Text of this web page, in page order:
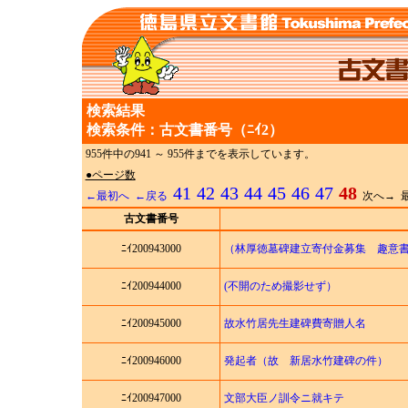
検索結果
検索条件：古文書番号（ﾆｲ2）
955件中の941 ～ 955件までを表示しています。
●ページ数
←最初へ
←戻る 41 42 43 44 45 46 47 48次へ→ 最
古文書番号
ﾆｲ200943000 （林厚徳墓碑建立寄付金募集 趣意
ﾆｲ200944000 (不開のため撮影せず）
ﾆｲ200945000 故水竹居先生建碑費寄贈人名
ﾆｲ200946000 発起者（故 新居水竹建碑の件）
ﾆｲ200947000 文部大臣ノ訓令ニ就キテ